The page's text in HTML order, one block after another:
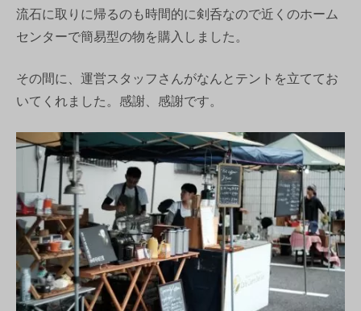
流石に取りに帰るのも時間的に剣呑なので近くのホーム
センターで簡易型の物を購入しました。
その間に、運営スタッフさんがなんとテントを立ててお
いてくれました。感謝、感謝です。